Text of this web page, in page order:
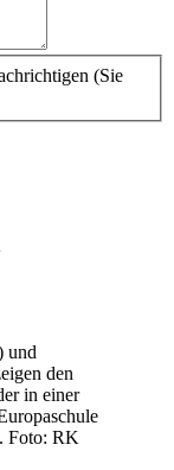
(Sie
und
den
in einer
Foto: RK